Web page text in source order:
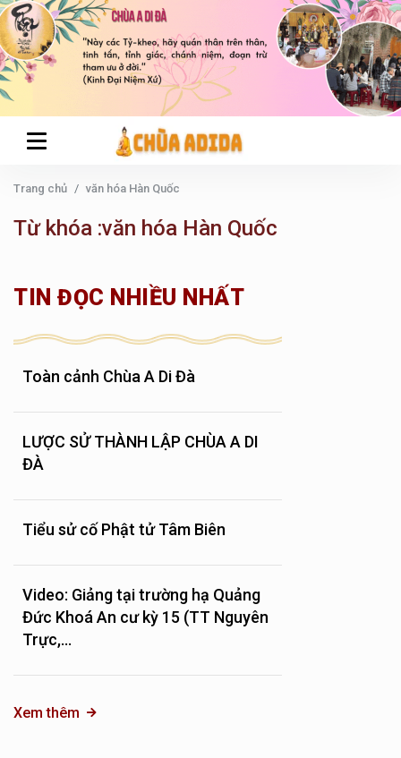
Trang chủ văn hóa Hàn Quốc
Từ khóa :văn hóa Hàn Quốc
TIN ĐỌC NHIỀU NHẤT
Toàn cảnh Chùa A Di Đà
LƯỢC SỬ THÀNH LẬP CHÙA A DI
ĐÀ
Tiểu sử cố Phật tử Tâm Biên
Video: Giảng tại trường hạ Quảng
Đức Khoá An cư kỳ 15 (TT Nguyên
Trực,...
Xem thêm